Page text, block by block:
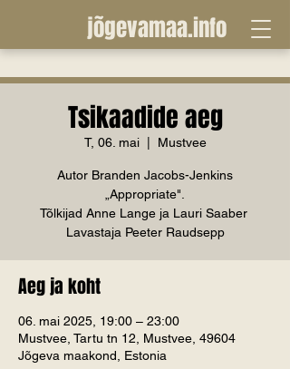
jõgevamaa.info
Tsikaadide aeg
T, 06. mai
  |
Mustvee
Autor Branden Jacobs-Jenkins
„Appropriate".
Tõlkijad Anne Lange ja Lauri Saaber
Lavastaja Peeter Raudsepp
Aeg ja koht
06. mai 2025, 19:00 – 23:00
Mustvee, Tartu tn 12, Mustvee, 49604
Jõgeva maakond, Estonia